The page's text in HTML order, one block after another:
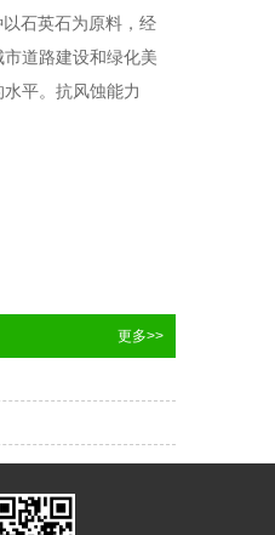
石英石为原料，经
道路建设和绿化美
平。抗风蚀能力
更多>>